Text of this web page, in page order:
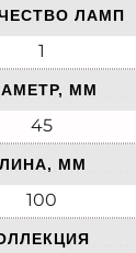
ЛАМП
1
ММ
45
ММ
100